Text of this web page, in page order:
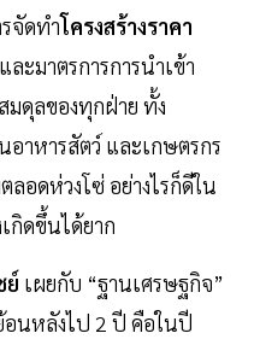
จัดทำโครงสร้างราคา
ะมาตรการการนำเข้า
มดุลของทุกฝ่าย ทั้ง
อาหารสัตว์ และเกษตรกร
ลอดห่วงโซ่ อย่างไรก็ดีใน
กิดขึ้นได้ยาก
ย์ เผยกับ “ฐานเศรษฐกิจ”
อนหลังไป 2 ปี คือในปี